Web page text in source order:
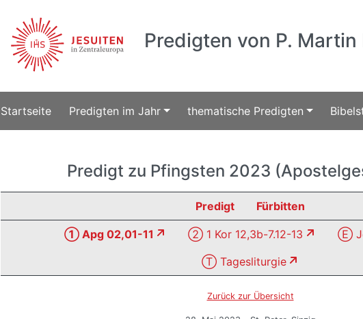
Predigten von P.
Startseite Predigten im Jahr thematische Predigten
Predigt zu Pfingsten 2023
Predigt Fürbitten
① Apg 02,01-11 ② 1 Kor 12,3b-7.12-13
Ⓔ
Ⓣ Tagesliturgie
Zurück zur Übersicht